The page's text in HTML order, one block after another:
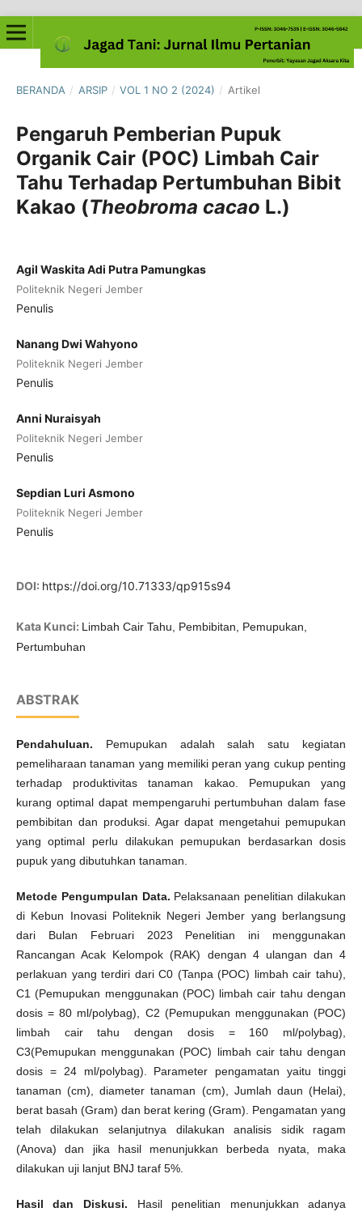
BERANDA / ARSIP / VOL 1 NO 2 (2024) / Artikel
Pengaruh Pemberian Pupuk
Organik Cair (POC) Limbah Cair
Tahu Terhadap Pertumbuhan Bibit
Kakao (Theobroma cacao L.)
Agil Waskita Adi Putra Pamungkas
Politeknik Negeri Jember
Penulis
Nanang Dwi Wahyono
Politeknik Negeri Jember
Penulis
Anni Nuraisyah
Politeknik Negeri Jember
Penulis
Sepdian Luri Asmono
Politeknik Negeri Jember
Penulis
DOI: https://doi.org/10.71333/qp915s94
Kata Kunci: Limbah Cair Tahu, Pembibitan, Pemupukan,
Pertumbuhan
ABSTRAK
Pendahuluan. Pemupukan adalah salah satu kegiatan
pemeliharaan tanaman yang memiliki peran yang cukup penting
terhadap produktivitas tanaman kakao. Pemupukan yang
kurang optimal dapat mempengaruhi pertumbuhan dalam fase
pembibitan dan produksi. Agar dapat mengetahui pemupukan
yang optimal perlu dilakukan pemupukan berdasarkan dosis
pupuk yang dibutuhkan tanaman.
Metode Pengumpulan Data. Pelaksanaan penelitian dilakukan
di Kebun Inovasi Politeknik Negeri Jember yang berlangsung
dari Bulan Februari 2023 Penelitian ini menggunakan
Rancangan Acak Kelompok (RAK) dengan 4 ulangan dan 4
perlakuan yang terdiri dari C0 (Tanpa (POC) limbah cair tahu),
C1 (Pemupukan menggunakan (POC) limbah cair tahu dengan
dosis = 80 ml/polybag), C2 (Pemupukan menggunakan (POC)
limbah cair tahu dengan dosis = 160 ml/polybag),
C3(Pemupukan menggunakan (POC) limbah cair tahu dengan
dosis = 24 ml/polybag). Parameter pengamatan yaitu tinggi
tanaman (cm), diameter tanaman (cm), Jumlah daun (Helai),
berat basah (Gram) dan berat kering (Gram). Pengamatan yang
telah dilakukan selanjutnya dilakukan analisis sidik ragam
(Anova) dan jika hasil menunjukkan berbeda nyata, maka
dilakukan uji lanjut BNJ taraf 5%.
Hasil dan Diskusi. Hasil penelitian menunjukkan adanya